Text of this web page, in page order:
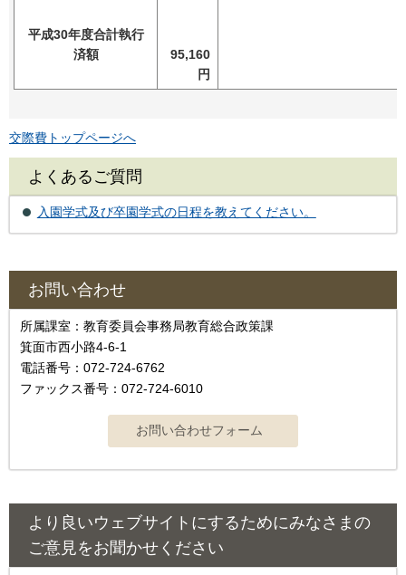
平成30年度合計執行
済額
95,160
円
交際費トップページへ
よくあるご質問
入園学式及び卒園学式の日程を教えてください。
お問い合わせ
所属課室：教育委員会事務局教育総合政策課
箕面市西小路4‐6‐1
電話番号：072-724-6762
ファックス番号：072-724-6010
より良いウェブサイトにするためにみなさまの
ご意見をお聞かせください